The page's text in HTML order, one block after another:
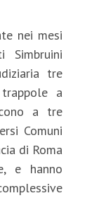
nei mesi
Simbruini
tre
a
a tre
Comuni
di Roma
e hanno